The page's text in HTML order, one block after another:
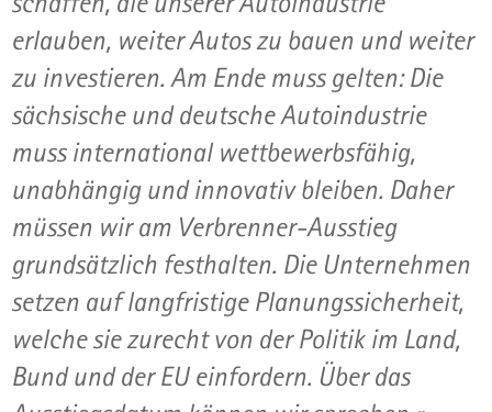
erlauben, weiter Autos zu bauen und weiter
zu investieren. Am Ende muss gelten: Die
sächsische und deutsche Autoindustrie
muss international wettbewerbsfähig,
unabhängig und innovativ bleiben. Daher
müssen wir am Verbrenner-Ausstieg
grundsätzlich festhalten. Die Unternehmen
setzen auf langfristige Planungssicherheit,
welche sie zurecht von der Politik im Land,
Bund und der EU einfordern. Über das